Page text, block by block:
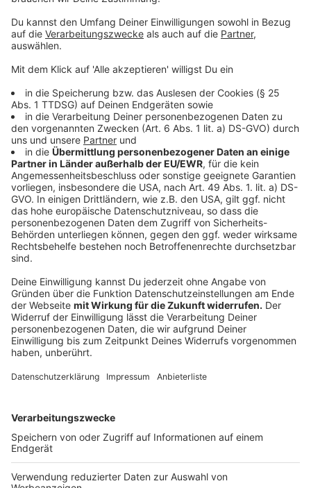
Weitere Infos und Links zum Thema:
Anzeige
Über 8.000 LKW-Verstöße auf der Südbrücke
Blitzer auf der Theodor-Heuss-Brücke sind jetzt auch
aktiv
Anzeige
Folge uns für mehr News & Updates:
Anzeige
Instagram|Facebook